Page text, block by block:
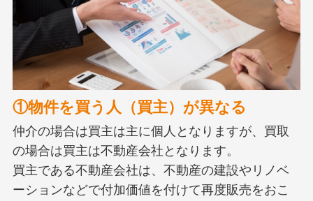
①物件を買う人（買主）が異なる
仲介の場合は買主は主に個人となりますが、買取
の場合は買主は不動産会社となります。
買主である不動産会社は、不動産の建設やリノベ
ーションなどで付加価値を付けて再度販売をおこ